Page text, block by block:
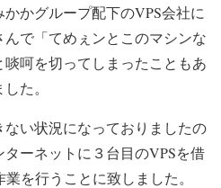
かグループ配下のVPS会社に
で「てめぇンとこのマシンな
呵を切ってしまったこともあ
た。
い状況になっておりましたの
ーネットに３台目のVPSを借
を行うことに致しました。